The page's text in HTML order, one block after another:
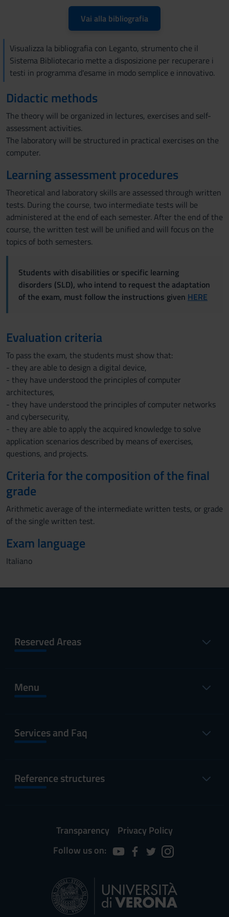
Vai alla bibliografia
Visualizza la bibliografia con Leganto, strumento che il
Sistema Bibliotecario mette a disposizione per recuperare i
testi in programma d'esame in modo semplice e innovativo.
Didactic methods
The theory will be organized in lectures, exercises and self-
assessment activities.
The laboratory will be structured in practical exercises on the
computer.
Learning assessment procedures
Theoretical and laboratory skills are assessed through written
tests. During the course, two intermediate tests will be
administered at the end of each semester. After the end of the
course, the written test will be unified and will focus on the
topics of both semesters.
Students with disabilities or specific learning
disorders (SLD), who intend to request the adaptation
of the exam, must follow the instructions given HERE
Evaluation criteria
To pass the exam, the students must show that:
- they are able to design a digital device,
- they have understood the principles of computer
architectures,
- they have understood the principles of computer networks
and cybersecurity,
- they are able to apply the acquired knowledge to solve
application scenarios described by means of exercises,
questions, and projects.
Criteria for the composition of the final
grade
Arithmetic average of the intermediate written tests, or grade
of the single written test.
Exam language
Italiano
Reserved Areas
Menu
Services and Faq
Reference structures
Transparency
Privacy Policy
Follow us on: